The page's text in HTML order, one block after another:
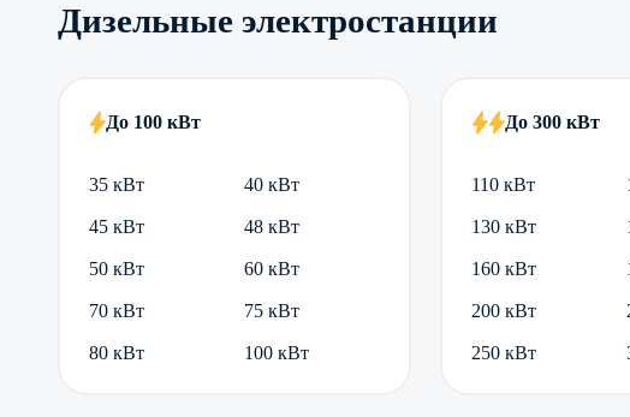
Дизельные электростанции
До 100 кВт
35 кВт 40 кВт
45 кВт 48 кВт
50 кВт 60 кВт
70 кВт 75 кВт
80 кВт 100 кВт
До 300 кВт
110 кВт
130 кВт
160 кВт
200 кВт
250 кВт